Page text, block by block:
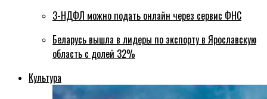
3-НДФЛ можно подать онлайн через сервис ФНС
Беларусь вышла в лидеры по экспорту в Ярославскую
область с долей 32%
Культура